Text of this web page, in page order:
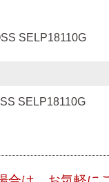
SELP18110G
SELP18110G